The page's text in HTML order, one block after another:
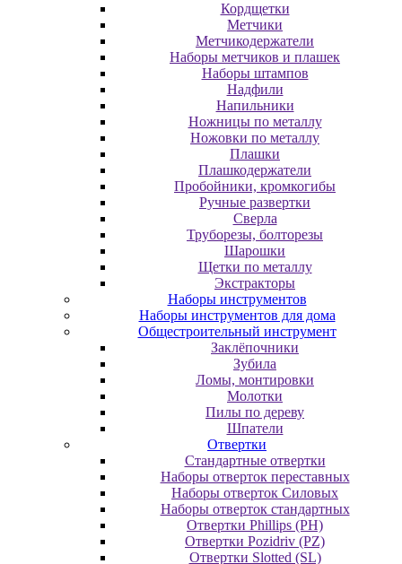
Кордщетки
Метчики
Метчикодержатели
Наборы метчиков и плашек
Наборы штампов
Надфили
Напильники
Ножницы по металлу
Ножовки по металлу
Плашки
Плашкодержатели
Пробойники, кромкогибы
Ручные развертки
Сверла
Труборезы, болторезы
Шарошки
Щетки по металлу
Экcтpaктopы
Наборы инструментов
Наборы инструментов для дома
Общестроительный инструмент
Заклёпочники
Зубила
Ломы, монтировки
Молотки
Пилы по дереву
Шпатели
Отвертки
Cтандартные отвертки
Наборы отверток переставных
Наборы отверток Силовых
Наборы отверток стандартных
Отвертки Phillips (PH)
Отвертки Pozidriv (PZ)
Отвертки Slotted (SL)